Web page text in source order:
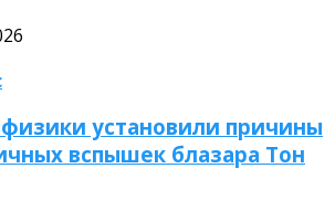
установили причины
вспышек блазара Тон